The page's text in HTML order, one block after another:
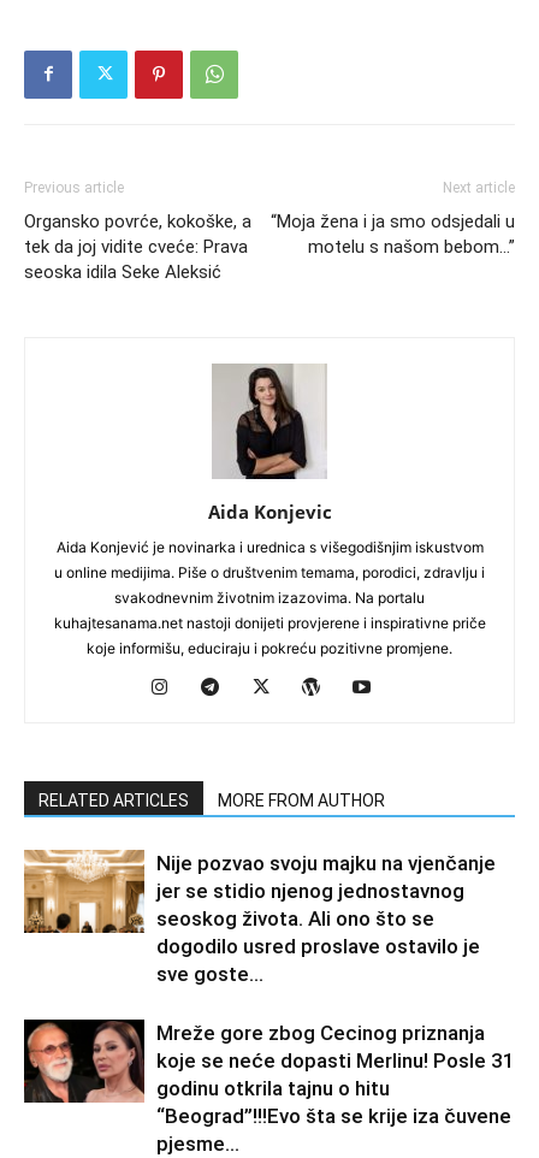
Previous article
Organsko povrće, kokoške, a
tek da joj vidite cveće: Prava
seoska idila Seke Aleksić
Next article
“Moja žena i ja smo odsjedali u
motelu s našom bebom…”
Aida Konjevic
Aida Konjević je novinarka i urednica s višegodišnjim iskustvom
u online medijima. Piše o društvenim temama, porodici, zdravlju i
svakodnevnim životnim izazovima. Na portalu
kuhajtesanama.net nastoji donijeti provjerene i inspirativne priče
koje informišu, educiraju i pokreću pozitivne promjene.
RELATED ARTICLES MORE FROM AUTHOR
Nije pozvao svoju majku na vjenčanje
jer se stidio njenog jednostavnog
seoskog života. Ali ono što se
dogodilo usred proslave ostavilo je
sve goste...
Mreže gore zbog Cecinog priznanja
koje se neće dopasti Merlinu! Posle 31
godinu otkrila tajnu o hitu
“Beograd”!!!Evo šta se krije iza čuvene
pjesme...